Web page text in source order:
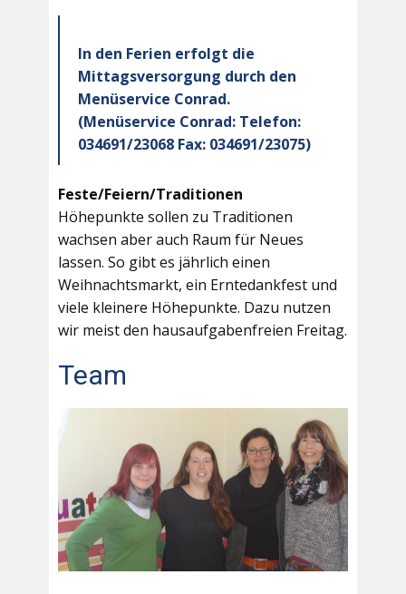
In den Ferien erfolgt die
Mittagsversorgung durch den
Menüservice Conrad.
(Menüservice Conrad: Telefon:
034691/23068 Fax: 034691/23075)
Feste/Feiern/Traditionen
Höhepunkte sollen zu Traditionen
wachsen aber auch Raum für Neues
lassen. So gibt es jährlich einen
Weihnachtsmarkt, ein Erntedankfest und
viele kleinere Höhepunkte. Dazu nutzen
wir meist den hausaufgabenfreien Freitag.
Team